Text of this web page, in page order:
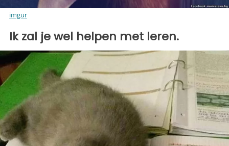
imgur
Ik zal je wel helpen met leren.